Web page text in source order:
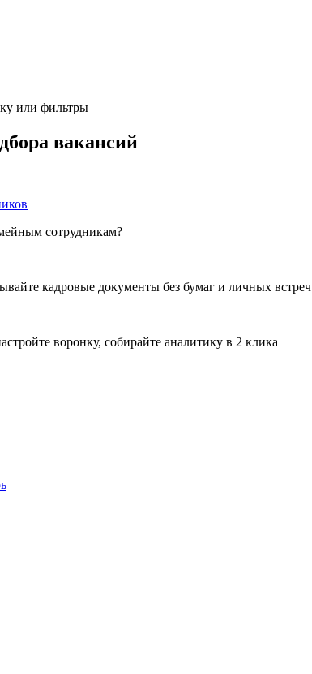
или фильтры
вакансий
сотрудникам?
кадровые документы без бумаг и личных встреч
воронку, собирайте аналитику в 2 клика